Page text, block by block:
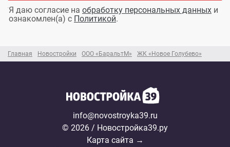
Главная Новостройки ООО «БаральтМ» ЖК «Новое Голубево»
Я даю согласие на обработку персональных данных и
ознакомлен(а) с Политикой.
info@novostroyka39.ru
© 2026 / Новостройка39.ру
Карта сайта →